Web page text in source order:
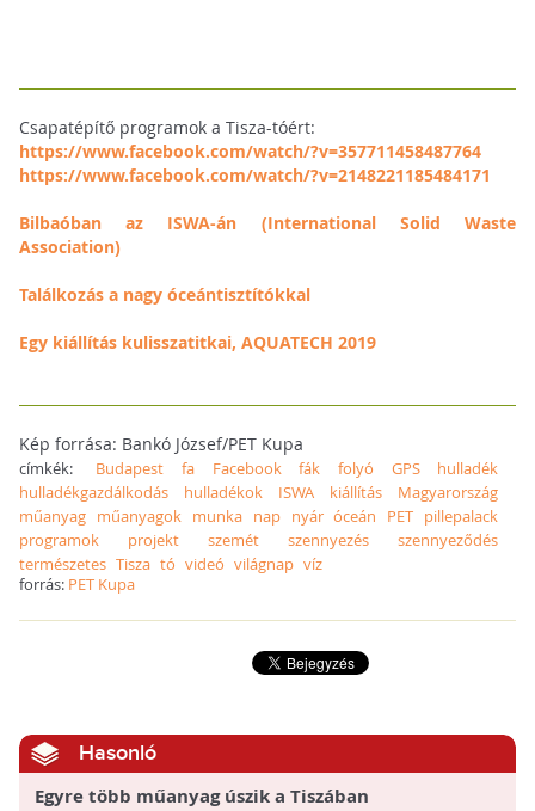
Csapatépítő programok a Tisza-tóért:
https://www.facebook.com/watch/?v=357711458487764
https://www.facebook.com/watch/?v=2148221185484171
Bilbaóban az ISWA-án (International Solid Waste
Association)
Találkozás a nagy óceántisztítókkal
Egy kiállítás kulisszatitkai, AQUATECH 2019
Kép forrása: Bankó József/PET Kupa
címkék: Budapest fa Facebook fák folyó GPS
hulladék
hulladékgazdálkodás
hulladékok ISWA kiállítás
Magyarország
műanyag műanyagok munka nap nyár óceán PET pillepalack
programok
projekt szemét szennyezés
szennyeződés
természetes Tisza tó videó világnap víz
forrás: PET Kupa
Hasonló
Egyre több műanyag úszik a Tiszában